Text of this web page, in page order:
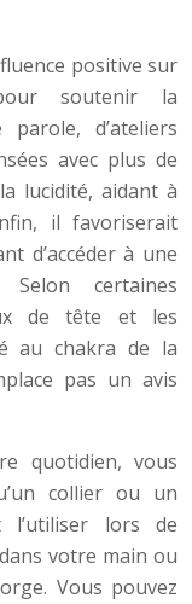
positive sur
soutenir la
d’ateliers
avec plus de
lucidité, aidant à
il favoriserait
d’accéder à une
certaines
de tête et les
au chakra de la
pas un avis
quotidien, vous
collier ou un
l’utiliser lors de
votre main ou
Vous pouvez